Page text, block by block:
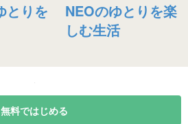
NEOのゆとりを楽
しむ生活
無料ではじめる